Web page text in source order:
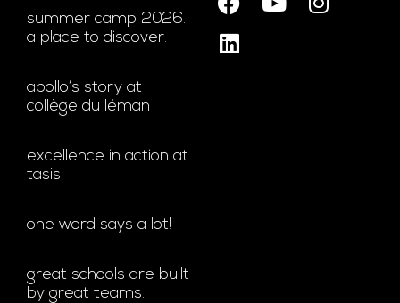
summer camp 2026.
a place to discover.
apollo’s story at
collège du léman
excellence in action at
tasis
one word says a lot!
great schools are built
by great teams.